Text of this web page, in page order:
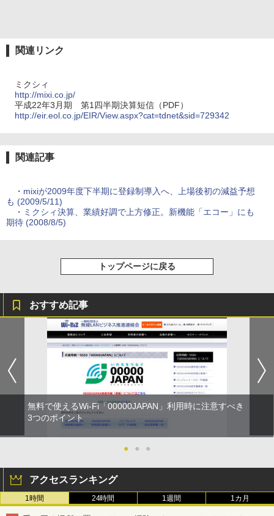
関連リンク
ミクシィ
http://mixi.co.jp/
平成22年3月期 第1四半期決算短信（PDF）
http://eir.eol.co.jp/EIR/View.aspx?cat=tdnet&sid=729342
関連記事
・ mixiが2009年度下半期に登録制導入へ、上場後初の減益予想
も (2009/5/11)
・ ミクシィ決算、業績好調で上方修正。新機能「エコー」にも
期待 (2008/8/5)
トップページに戻る
おすすめ記事
無料で使えるWi-Fi「00000JAPAN」利用時に注意すべき
3つのポイント
● ● ●
アクセスランキング
1時間 24時間 1週間 1カ月